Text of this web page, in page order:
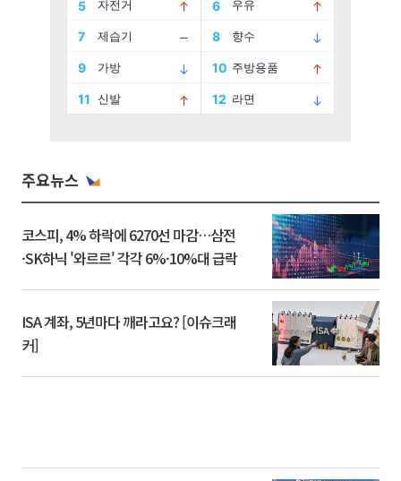
주요뉴스
코스피, 4% 하락에 6270선 마감…삼전
·SK하닉 '와르르' 각각 6%·10%대 급락
ISA 계좌, 5년마다 깨라고요? [이슈크래
커]